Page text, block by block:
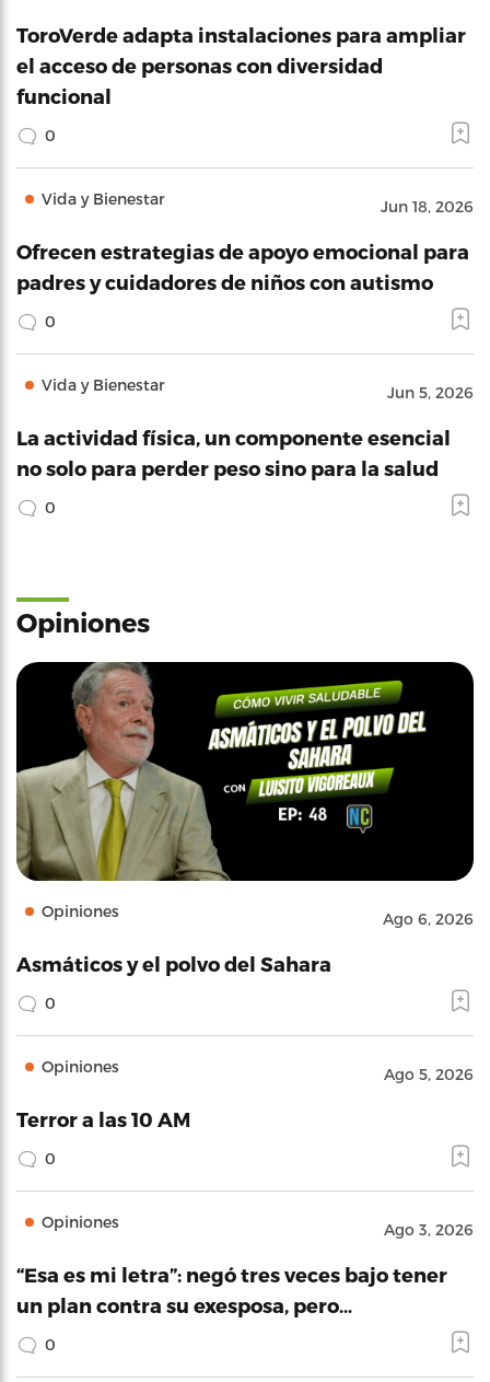
ToroVerde adapta instalaciones para ampliar
el acceso de personas con diversidad
funcional
0
Vida y Bienestar Jun 18, 2026
Ofrecen estrategias de apoyo emocional para
padres y cuidadores de niños con autismo
0
Vida y Bienestar Jun 5, 2026
La actividad física, un componente esencial
no solo para perder peso sino para la salud
0
Opiniones
Opiniones Ago 6, 2026
Asmáticos y el polvo del Sahara
0
Opiniones Ago 5, 2026
Terror a las 10 AM
0
Opiniones Ago 3, 2026
“Esa es mi letra”: negó tres veces bajo tener
un plan contra su exesposa, pero…
0